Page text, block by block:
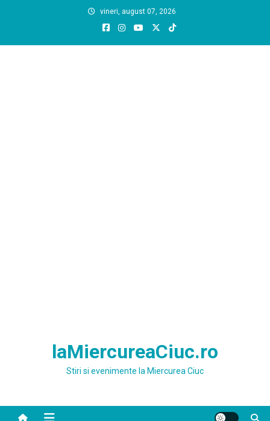
vineri, august 07, 2026
laMiercureaCiuc.ro
Stiri si evenimente la Miercurea Ciuc